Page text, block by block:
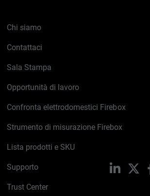
Chi siamo
Contattaci
Sala Stampa
Opportunità di lavoro
Confronta elettrodomestici Firebox
Strumento di misurazione Firebox
Lista prodotti e SKU
Supporto
Trust Center
LinkedIn